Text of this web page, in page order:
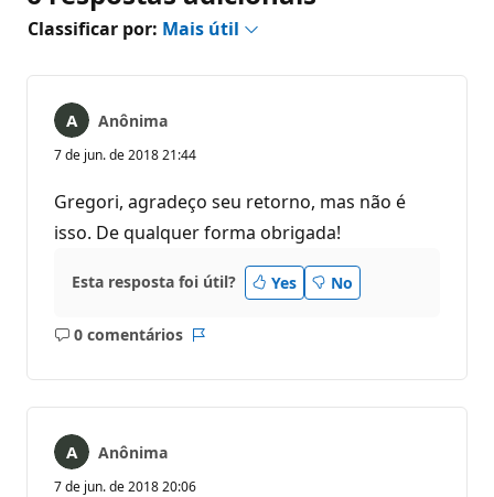
Classificar por: Mais útil
Anônima
7 de jun. de 2018 21:44
Gregori, agradeço seu retorno, mas não é
isso. De qualquer forma obrigada!
Esta resposta foi útil? Yes No
0 comentários
Sem
Anônima
7 de jun. de 2018 20:06